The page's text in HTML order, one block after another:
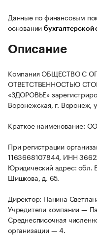
Данные по финансовым
основании бухгалтерской
Описание
Компания ОБЩЕСТВО С
ОТВЕТСТВЕННОСТЬЮ
«ЗДОРОВЬЕ»
Воронежская, г. Воронеж,
Краткое наименование:
При регистрации
1163668107844, ИНН
Юридический адрес: обл.
Шишкова, д. 65.
Директор: Панина
Учредители компании —
Среднесписочная
организации — 4.